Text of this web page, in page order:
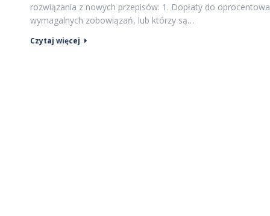
rozwiązania z nowych przepisów: 1. Dopłaty do
wymagalnych zobowiązań, lub którzy są…
Czytaj więcej